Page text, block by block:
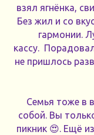
взял ягнёнка,
Без жил и со
гармонии.
кассу.
не пришлось
Семья тоже в
собой. Вы
пикник 😍. Ещё